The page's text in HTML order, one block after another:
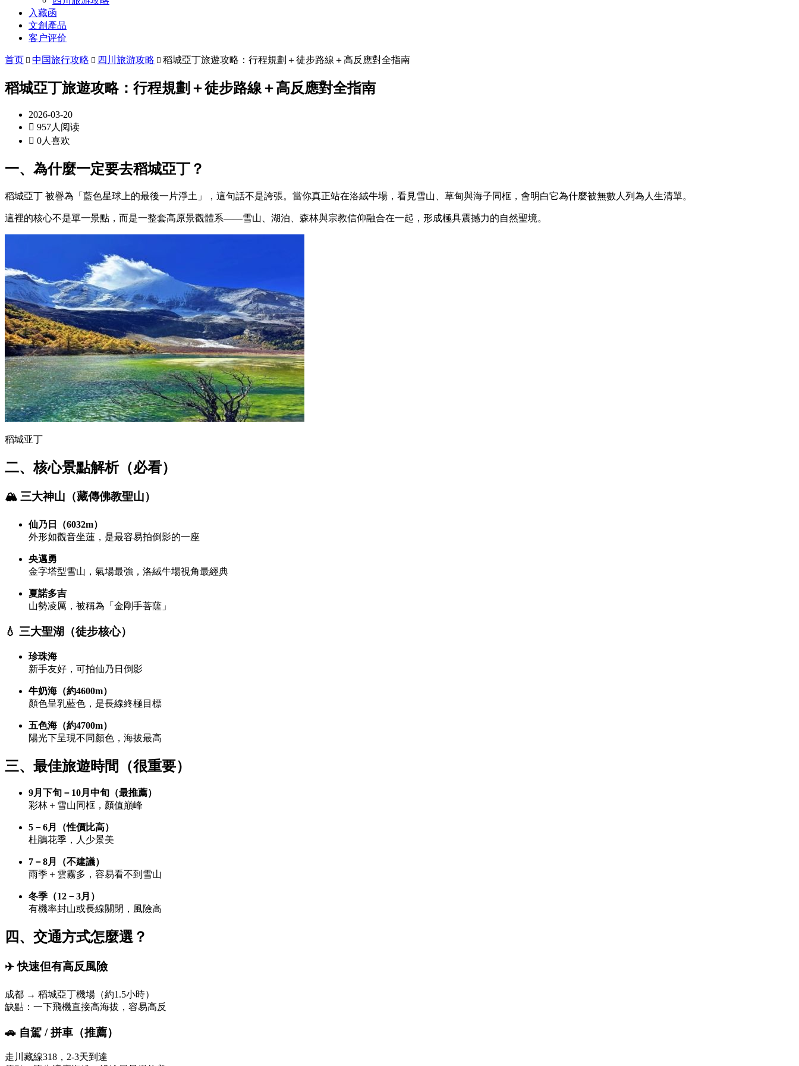
入藏函
文創產品
客户评价
首页  中国旅行攻略  四川旅游攻略  稻城亞丁旅遊攻略：行程規劃＋徒步路線＋高反應對全指南
稻城亞丁旅遊攻略：行程規劃＋徒步路線＋高反應對全指南
2026-03-20
 957人阅读
 0人喜欢
一、為什麼一定要去稻城亞丁？
稻城亞丁 被譽為「藍色星球上的最後一片淨土」，這句話不是誇張。當你真正站在洛絨牛場，看見雪山、草甸與海子同框，會明白它為什麼被無數人列為人生清單。
這裡的核心不是單一景點，而是一整套高原景觀體系——雪山、湖泊、森林與宗教信仰融合在一起，形成極具震撼力的自然聖境。
稻城亚丁
二、核心景點解析（必看）
🏔 三大神山（藏傳佛教聖山）
仙乃日
（6032m）
外形如觀音坐蓮，是最容易拍倒影的一座
央邁勇
金字塔型雪山，氣場最強，洛絨牛場視角最經典
夏諾多吉
山勢凌厲，被稱為「金剛手菩薩」
💧 三大聖湖（徒步核心）
珍珠海
新手友好，可拍仙乃日倒影
牛奶海（約4600m）
顏色呈乳藍色，是長線終極目標
五色海（約4700m）
陽光下呈現不同顏色，海拔最高
三、最佳旅遊時間（很重要）
9月下旬－10月中旬（最推薦）
彩林＋雪山同框，顏值巔峰
5－6月（性價比高）
杜鵑花季，人少景美
7－8月（不建議）
雨季＋雲霧多，容易看不到雪山
冬季（12－3月）
有機率封山或長線關閉，風險高
四、交通方式怎麼選？
✈️ 快速但有高反風險
成都 → 稻城亞丁機場（約1.5小時）
缺點：一下飛機直接高海拔，容易高反
🚗 自駕 / 拼車（推薦）
走川藏線318，2-3天到達